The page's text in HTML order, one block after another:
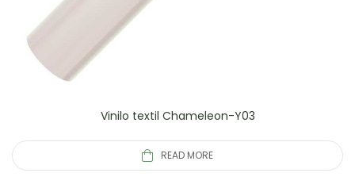
Vinilo textil Chameleon-Y03
READ MORE